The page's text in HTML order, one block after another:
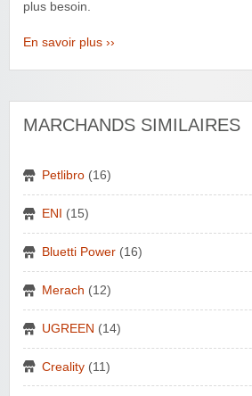
plus besoin.
En savoir plus ››
MARCHANDS SIMILAIRES
Petlibro (16)
ENI (15)
Bluetti Power (16)
Merach (12)
UGREEN (14)
Creality (11)